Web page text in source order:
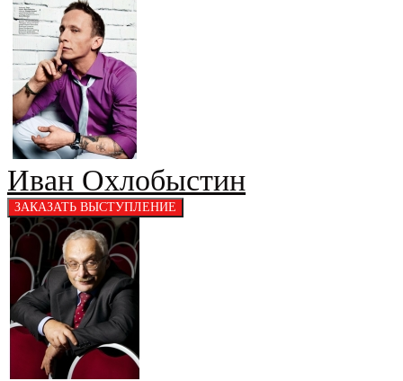
Иван Охлобыстин